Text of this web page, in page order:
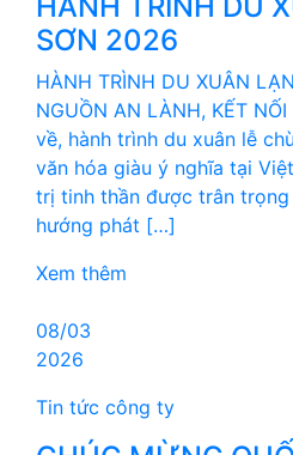
SƠN 2026
HÀNH TRÌNH DU XUÂN
NGUỒN AN LÀNH, KẾT
về, hành trình du xuân lễ
văn hóa giàu ý nghĩa tại
trị tinh thần được trân
hướng phát […]
Xem thêm
08/03
2026
Tin tức công ty